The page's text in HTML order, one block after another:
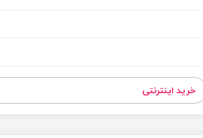
خرید اینترنتی